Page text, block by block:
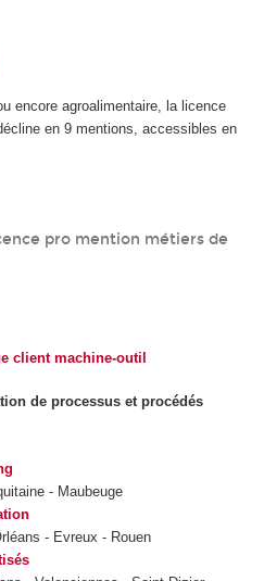
encore agroalimentaire, la licence
en 9 mentions, accessibles en
pro mention métiers de
client machine-outil
de processus et procédés
- Maubeuge
- Evreux - Rouen